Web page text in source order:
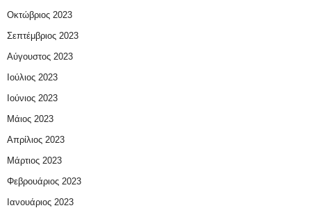
Οκτώβριος 2023
Σεπτέμβριος 2023
Αύγουστος 2023
Ιούλιος 2023
Ιούνιος 2023
Μάιος 2023
Απρίλιος 2023
Μάρτιος 2023
Φεβρουάριος 2023
Ιανουάριος 2023